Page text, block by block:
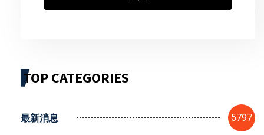
TOP CATEGORIES
最新消息 5797